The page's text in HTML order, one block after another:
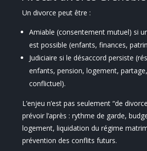
Un divorce peut être :
Amiable (consentement mutuel) si
est possible (enfants, finances,
Judiciaire si le désaccord persiste
enfants, pension, logement,
conflictuel).
L’enjeu n’est pas seulement “de
prévoir l’après : rythme de garde,
logement, liquidation du régime
prévention des conflits futurs.